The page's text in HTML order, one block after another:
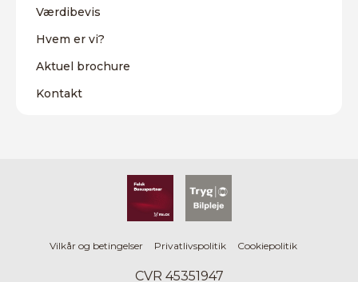
Værdibevis
Hvem er vi?
Aktuel brochure
Kontakt
Vilkår og betingelser Privatlivspolitik Cookiepolitik
CVR 45351947